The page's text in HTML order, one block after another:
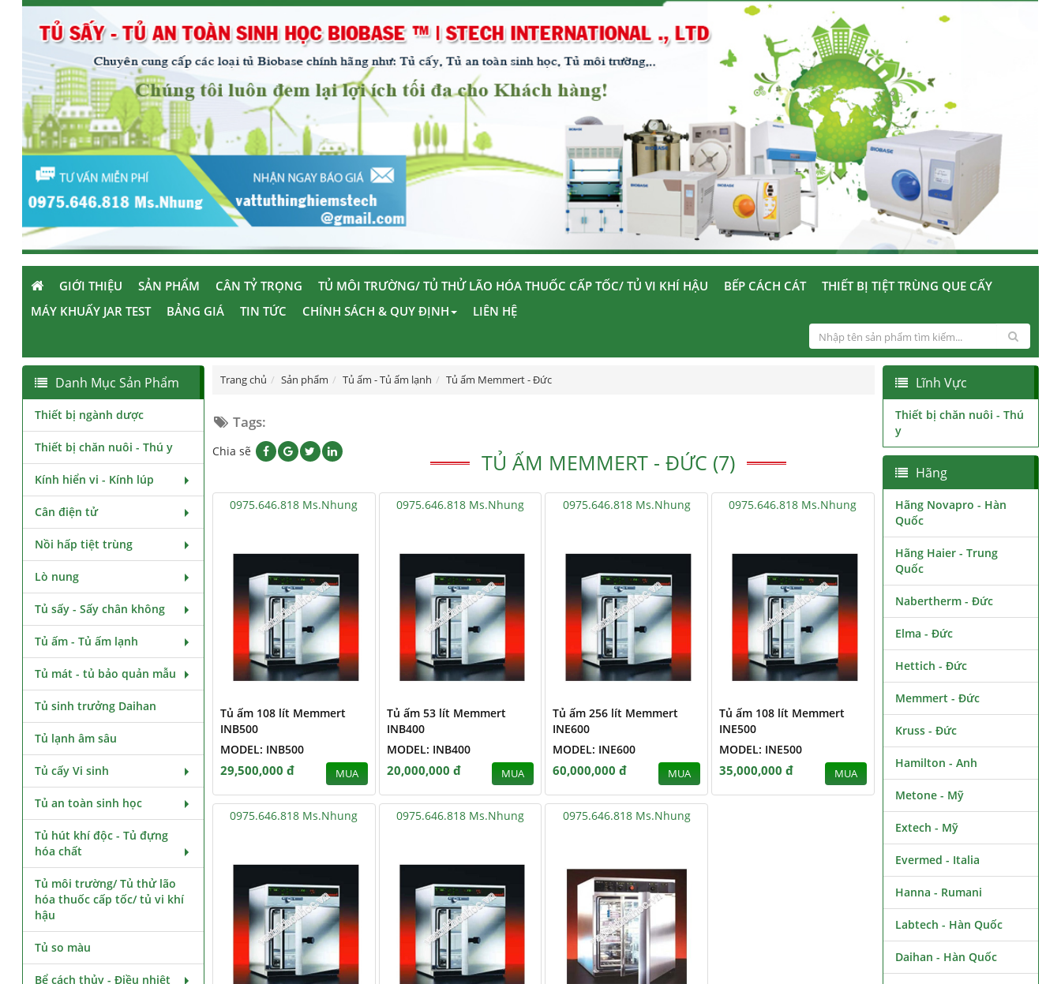
GIỚI THIỆU SẢN PHẨM CÂN TỶ TRỌNG TỦ MÔI TRƯỜNG/ TỦ THỬ LÃO HÓA THUỐC CẤP TỐC/ TỦ VI KHÍ HẬU BẾP CÁCH CÁT
THIẾT BỊ TIỆT TRÙNG QUE CẤY
MÁY KHUẤY JAR TEST
BẢNG GIÁ TIN TỨC CHÍNH SÁCH & QUY ĐỊNH LIÊN HỆ
Trang chủ Sản phẩm Tủ ấm - Tủ ấm lạnh Tủ ấm Memmert - Đức
Tags:
TỦ ẤM MEMMERT - ĐỨC (7)
Chia sẽ
0975.646.818 Ms.Nhung
Tủ ấm 108 lít Memmert
INB500
MODEL: INB500
29,500,000 đ MUA
0975.646.818 Ms.Nhung
Tủ ấm 53 lít Memmert
INB400
MODEL: INB400
20,000,000 đ MUA
0975.646.818 Ms.Nhung
Tủ ấm 256 lít Memmert
INE600
MODEL: INE600
60,000,000 đ MUA
0975.646.818 Ms.Nhung
Tủ ấm 108 lít Memmert
INE500
MODEL: INE500
35,000,000 đ MUA
0975.646.818 Ms.Nhung 0975.646.818 Ms.Nhung 0975.646.818 Ms.Nhung
Danh Mục Sản Phẩm
Thiết bị ngành dược
Thiết bị chăn nuôi - Thú y
Kính hiển vi - Kính lúp
Cân điện tử
Nồi hấp tiệt trùng
Lò nung
Tủ sấy - Sấy chân không
Tủ ấm - Tủ ấm lạnh
Tủ mát - tủ bảo quản mẫu
Tủ sinh trưởng Daihan
Tủ lạnh âm sâu
Tủ cấy Vi sinh
Tủ an toàn sinh học
Tủ hút khí độc - Tủ đựng
hóa chất
Tủ môi trường/ Tủ thử lão
hóa thuốc cấp tốc/ tủ vi khí
hậu
Tủ so màu
Bể cách thủy - Điều nhiệt
Lĩnh Vực
Thiết bị chăn nuôi - Thú
y
Hãng
Hãng Novapro - Hàn
Quốc
Hãng Haier - Trung
Quốc
Nabertherm - Đức
Elma - Đức
Hettich - Đức
Memmert - Đức
Kruss - Đức
Hamilton - Anh
Metone - Mỹ
Extech - Mỹ
Evermed - Italia
Hanna - Rumani
Labtech - Hàn Quốc
Daihan - Hàn Quốc